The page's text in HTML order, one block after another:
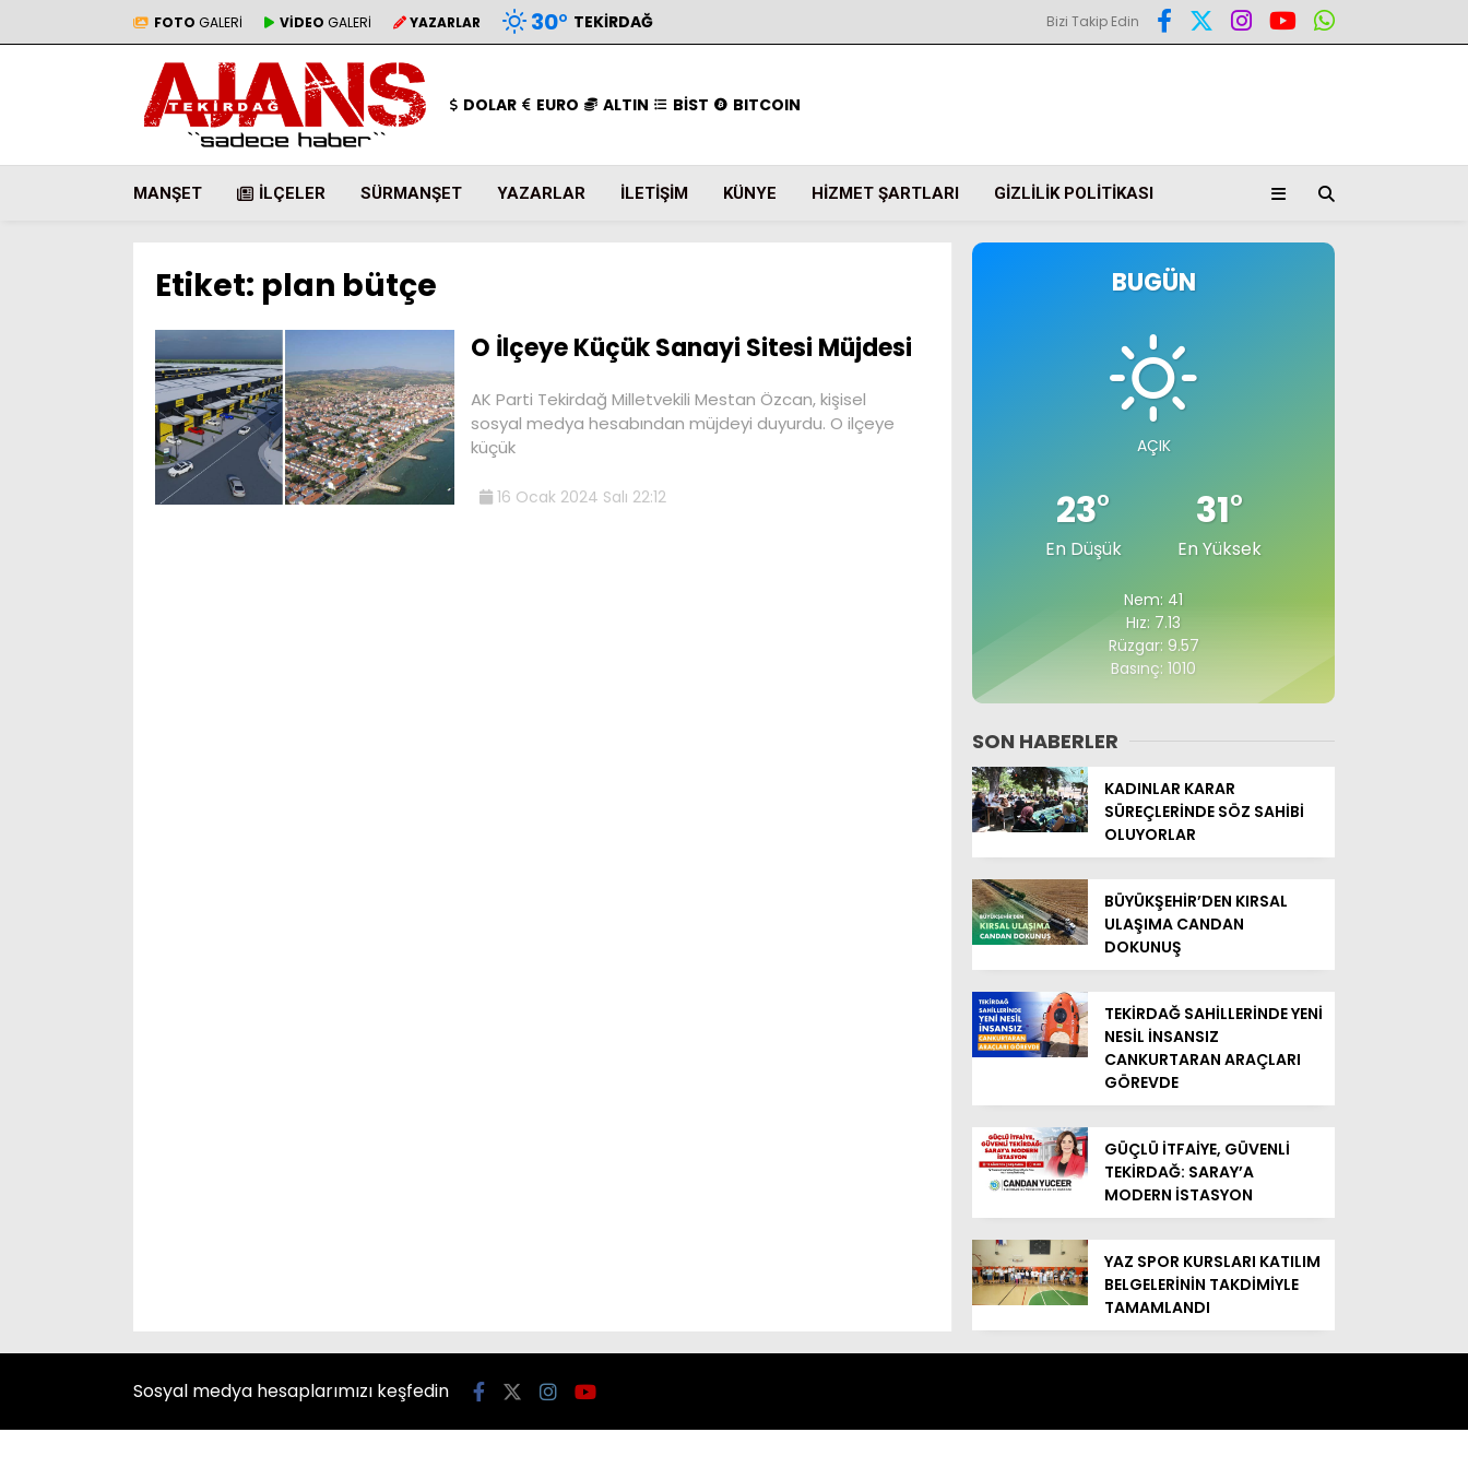
FOTO GALERİ VİDEO GALERİ YAZARLAR 30° TEKIRDAĞ Bizi Takip Edin
DOLAR EURO ALTIN BİST BITCOIN
MANŞET İLÇELER SÜRMANŞET YAZARLAR İLETIŞIM KÜNYE HIZMET ŞARTLARI GIZLILIK POLITIKASI
Etiket: plan bütçe
O İlçeye Küçük Sanayi Sitesi Müjdesi
AK Parti Tekirdağ Milletvekili Mestan Özcan, kişisel
sosyal medya hesabından müjdeyi duyurdu. O ilçeye
küçük
16 Ocak 2024 Salı 22:12
BUGÜN
AÇIK
23°
En Düşük
31°
En Yüksek
Nem: 41
Hız: 7.13
Rüzgar: 9.57
Basınç: 1010
SON HABERLER
KADINLAR KARAR
SÜREÇLERİNDE SÖZ SAHİBİ
OLUYORLAR
BÜYÜKŞEHİR’DEN KIRSAL
ULAŞIMA CANDAN
DOKUNUŞ
TEKİRDAĞ SAHİLLERİNDE YENİ
NESİL İNSANSIZ
CANKURTARAN ARAÇLARI
GÖREVDE
GÜÇLÜ İTFAİYE, GÜVENLİ
TEKİRDAĞ: SARAY’A
MODERN İSTASYON
YAZ SPOR KURSLARI KATILIM
BELGELERİNİN TAKDİMİYLE
TAMAMLANDI
Sosyal medya hesaplarımızı keşfedin